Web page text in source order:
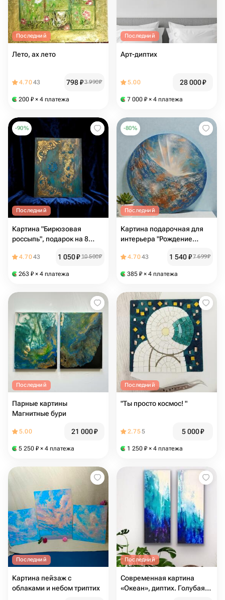
Последний
Лето, ах лето
4.7043 798₽3 990₽
200 ₽ × 4 платежа
Последний
Арт-диптих
5.00 28 000₽
7 000 ₽ × 4 платежа
-90%
Последний
Картина "Бирюзовая
россыпь", подарок на 8
4.7043 1 050₽ 10 500₽
263 ₽ × 4 платежа
-80%
Последний
Картина подарочная для
интерьера "Рождение
4.7043 1 540₽7 699₽
385 ₽ × 4 платежа
Последний
Парные картины
Магнитные бури
5.00 21 000₽
5 250 ₽ × 4 платежа
Последний
"Ты просто космос! "
2.755 5 000₽
1 250 ₽ × 4 платежа
Последний
Картина пейзаж с
облаками и небом триптих
Последний
Современная картина
«Океан», диптих. Голубая